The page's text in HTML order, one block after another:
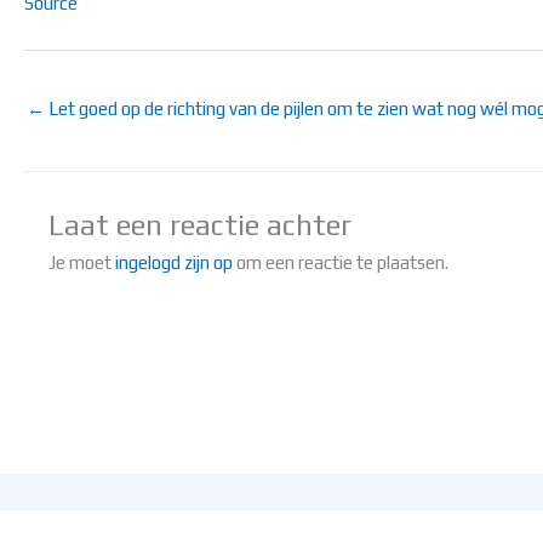
← Let goed op de richting van de pijlen om te zien wat nog wél
Laat een reactie achter
Je moetingelogd zijn opom een reactie te plaatsen.